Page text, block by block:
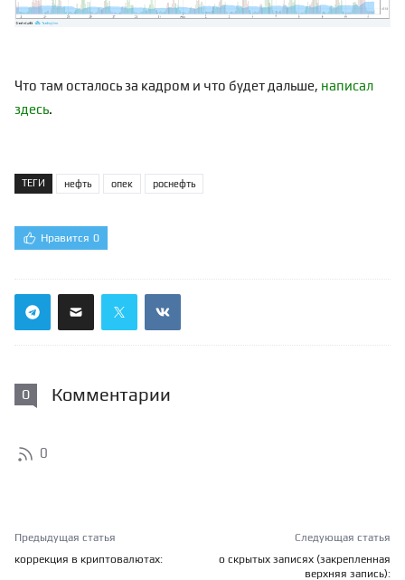
Что там осталось за кадром и что будет дальше, написал
здесь.
ТЕГИ нефть опек роснефть
Нравится 0
0 Комментарии
0
Предыдущая статья
коррекция в криптовалютах:
Следующая статья
о скрытых записях (закрепленная
верхняя запись):